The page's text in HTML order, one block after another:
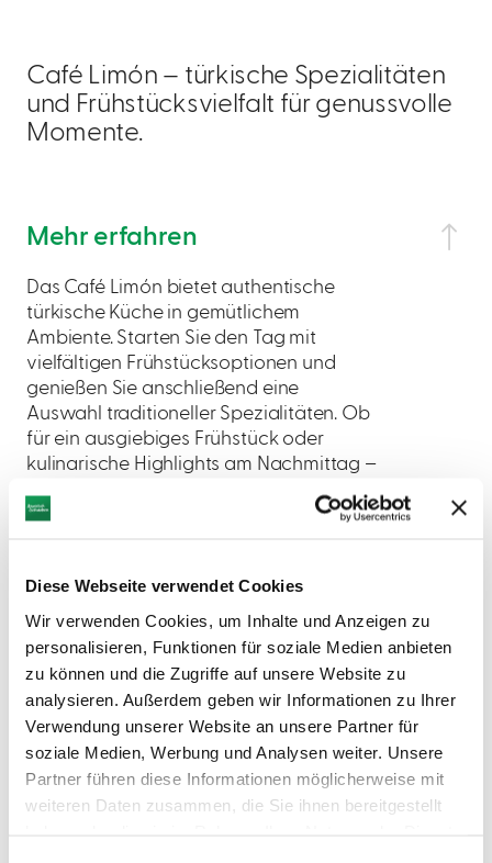
Diese Webseite verwendet Cookies
Wir verwenden Cookies, um Inhalte und Anzeigen zu
personalisieren, Funktionen für soziale Medien anbieten
zu können und die Zugriffe auf unsere Website zu
analysieren. Außerdem geben wir Informationen zu Ihrer
Verwendung unserer Website an unsere Partner für
soziale Medien, Werbung und Analysen weiter. Unsere
Partner führen diese Informationen möglicherweise mit
weiteren Daten zusammen, die Sie ihnen bereitgestellt
Café Limón – türkische Spezialitäten
und Frühstücksvielfalt für genussvolle
Momente.
Mehr erfahren
Das Café Limón bietet authentische
türkische Küche in gemütlichem
Ambiente. Starten Sie den Tag mit
vielfältigen Frühstücksoptionen und
genießen Sie anschließend eine
Auswahl traditioneller Spezialitäten. Ob
für ein ausgiebiges Frühstück oder
kulinarische Highlights am Nachmittag –
Öffnungszeiten
AUF DER KARTE ANZEIGEN